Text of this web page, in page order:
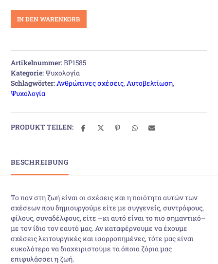
βιβλίο
διαβάσουν
όσοι
αγαπάς
Menge
IN DEN WARENKORB
Artikelnummer:BP1585
Kategorie:Ψυχολογία
Schlagwörter: Ανθρώπινες σχέσεις, Αυτοβελτίωση,
Ψυχολογία
PRODUKT TEILEN:
BESCHREIBUNG
Το παν στη ζωή είναι οι σχέσεις και η ποιότητα αυτών των
σχέσεων που δημιουργούμε είτε με συγγενείς, συντρόφους,
φίλους, συναδέλφους, είτε –κι αυτό είναι το πιο σημαντικό–
με τον ίδιο τον εαυτό μας. Αν καταφέρνουμε να έχουμε
σχέσεις λειτουργικές και ισορροπημένες, τότε μας είναι
ευκολότερο να διαχειριστούμε τα όποια ζόρια μας
επιφυλάσσει η ζωή.